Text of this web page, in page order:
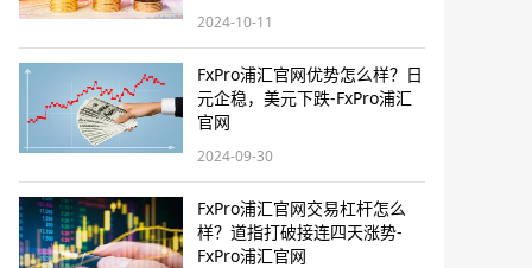
2024-10-11
FxPro浦汇官网优势怎么样？日
元企稳，美元下跌-FxPro浦汇
官网
2024-09-30
FxPro浦汇官网交易杠杆怎么
样？道指打破接连四天涨势-
FxPro浦汇官网